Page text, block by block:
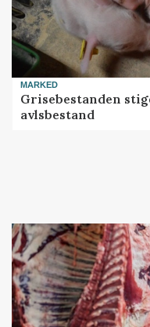
MARKED
Grisebestanden
avlsbestand